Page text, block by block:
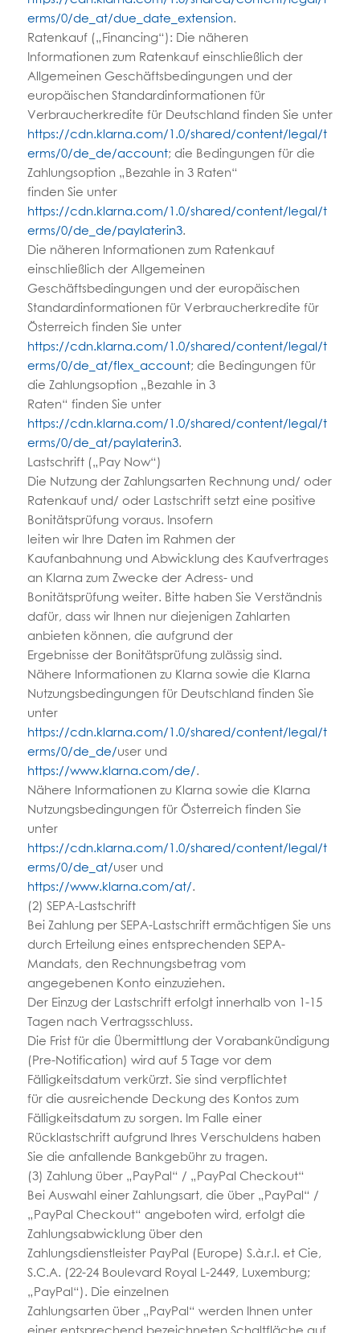
erms/0/de_at/due_date_extension.
Ratenkauf („Financing“): Die näheren
Informationen zum Ratenkauf einschließlich der
Allgemeinen Geschäftsbedingungen und der
europäischen Standardinformationen für
Verbraucherkredite für Deutschland finden Sie unter
https://cdn.klarna.com/1.0/shared/content/legal/t
erms/0/de_de/account; die Bedingungen für die
Zahlungsoption „Bezahle in 3 Raten“
finden Sie unter
https://cdn.klarna.com/1.0/shared/content/legal/t
erms/0/de_de/paylaterin3.
Die näheren Informationen zum Ratenkauf
einschließlich der Allgemeinen
Geschäftsbedingungen und der europäischen
Standardinformationen für Verbraucherkredite für
Österreich finden Sie unter
https://cdn.klarna.com/1.0/shared/content/legal/t
erms/0/de_at/flex_account; die Bedingungen für
die Zahlungsoption „Bezahle in 3
Raten“ finden Sie unter
https://cdn.klarna.com/1.0/shared/content/legal/t
erms/0/de_at/paylaterin3.
Lastschrift („Pay Now“)
Die Nutzung der Zahlungsarten Rechnung und/ oder
Ratenkauf und/ oder Lastschrift setzt eine positive
Bonitätsprüfung voraus. Insofern
leiten wir Ihre Daten im Rahmen der
Kaufanbahnung und Abwicklung des Kaufvertrages
an Klarna zum Zwecke der Adress- und
Bonitätsprüfung weiter. Bitte haben Sie Verständnis
dafür, dass wir Ihnen nur diejenigen Zahlarten
anbieten können, die aufgrund der
Ergebnisse der Bonitätsprüfung zulässig sind.
Nähere Informationen zu Klarna sowie die Klarna
Nutzungsbedingungen für Deutschland finden Sie
unter
https://cdn.klarna.com/1.0/shared/content/legal/t
erms/0/de_de/user und
https://www.klarna.com/de/.
Nähere Informationen zu Klarna sowie die Klarna
Nutzungsbedingungen für Österreich finden Sie
unter
https://cdn.klarna.com/1.0/shared/content/legal/t
erms/0/de_at/user und
https://www.klarna.com/at/.
(2) SEPA-Lastschrift
Bei Zahlung per SEPA-Lastschrift ermächtigen Sie uns
durch Erteilung eines entsprechenden SEPA-
Mandats, den Rechnungsbetrag vom
angegebenen Konto einzuziehen.
Der Einzug der Lastschrift erfolgt innerhalb von 1-15
Tagen nach Vertragsschluss.
Die Frist für die Übermittlung der Vorabankündigung
(Pre-Notification) wird auf 5 Tage vor dem
Fälligkeitsdatum verkürzt. Sie sind verpflichtet
für die ausreichende Deckung des Kontos zum
Fälligkeitsdatum zu sorgen. Im Falle einer
Rücklastschrift aufgrund Ihres Verschuldens haben
Sie die anfallende Bankgebühr zu tragen.
(3) Zahlung über „PayPal“ / „PayPal Checkout“
Bei Auswahl einer Zahlungsart, die über „PayPal“ /
„PayPal Checkout“ angeboten wird, erfolgt die
Zahlungsabwicklung über den
Zahlungsdienstleister PayPal (Europe) S.à.r.l. et Cie,
S.C.A. (22-24 Boulevard Royal L-2449, Luxemburg;
„PayPal“). Die einzelnen
Zahlungsarten über „PayPal“ werden Ihnen unter